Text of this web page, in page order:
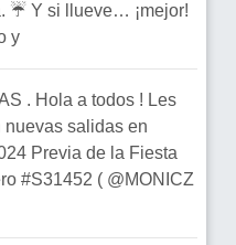
☔ Y si llueve… ¡mejor!
y
. Hola a todos ! Les
salidas en
Previa de la Fiesta
#S31452 ( @MONICZ